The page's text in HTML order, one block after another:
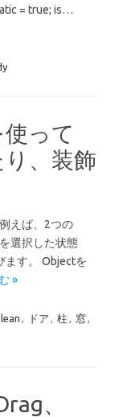
= true; is…
って
、装飾
えば、2つの
選択した状態
ます。 Objectを
»
, ドア , 柱 , 窓,
、